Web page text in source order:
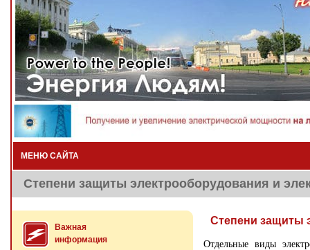
МЕНЮ САЙТА
Степени защиты электрооборудования и
Важная
информация
Степени защиты
Отдельные виды